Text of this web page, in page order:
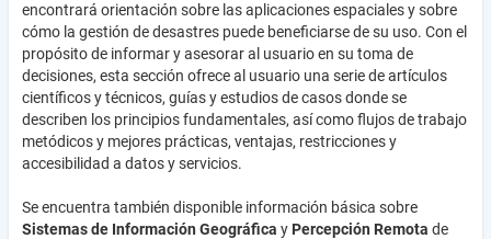
encontrará orientación sobre las aplicaciones espaciales y sobre
cómo la gestión de desastres puede beneficiarse de su uso. Con el
propósito de informar y asesorar al usuario en su toma de
decisiones, esta sección ofrece al usuario una serie de artículos
científicos y técnicos, guías y estudios de casos donde se
describen los principios fundamentales, así como flujos de trabajo
metódicos y mejores prácticas, ventajas, restricciones y
accesibilidad a datos y servicios.
Se encuentra también disponible información básica sobre
Sistemas de Información Geográfica y Percepción Remota de